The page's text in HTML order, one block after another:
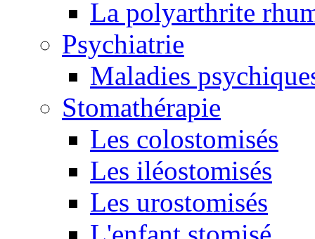
La polyarthrite
Psychiatrie
Maladies
Stomathérapie
Les colostomisés
Les iléostomisés
Les urostomisés